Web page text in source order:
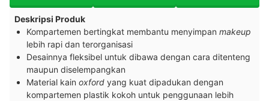
Deskripsi Produk
Kompartemen bertingkat membantu menyimpan makeup
lebih rapi dan terorganisasi
Desainnya fleksibel untuk dibawa dengan cara ditenteng
maupun diselempangkan
Material kain oxford yang kuat dipadukan dengan
kompartemen plastik kokoh untuk penggunaan lebih